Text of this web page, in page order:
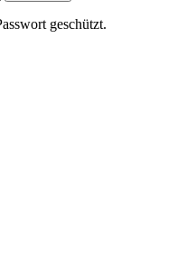
geschützt.